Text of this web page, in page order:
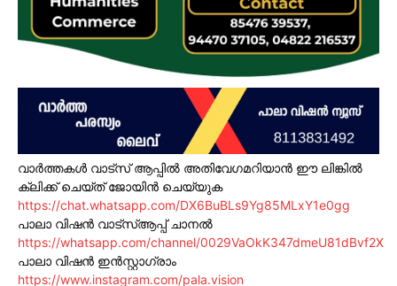
വാർത്തകൾ വാട്സ് ആപ്പിൽ അതിവേഗമറിയാൻ ഈ ലിങ്കിൽ
ക്ലിക്ക് ചെയ്ത് ജോയിൻ ചെയ്യുക
https://chat.whatsapp.com/DX6BuBLs9Yg85MLxY1e0gg
പാലാ വിഷൻ വാട്സ്ആപ്പ് ചാനൽ
https://whatsapp.com/channel/0029VaOkK347dmeU81dBvf2X
പാലാ വിഷൻ ഇൻസ്റ്റാഗ്രാം
https://www.instagram.com/pala.vision